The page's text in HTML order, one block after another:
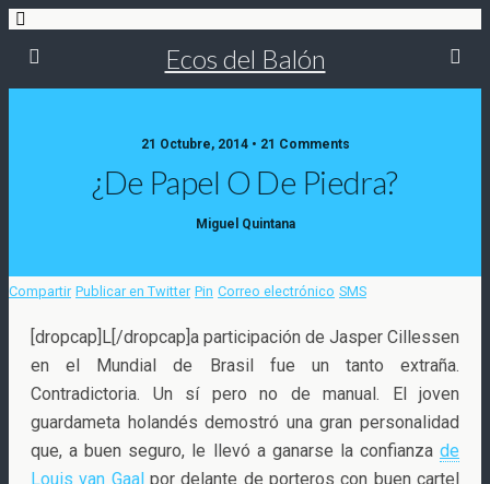
Ecos del Balón
21 Octubre, 2014 • 21 Comments
¿De Papel O De Piedra?
Miguel Quintana
Compartir Publicar en Twitter Pin Correo electrónico SMS
[dropcap]L[/dropcap]a participación de Jasper Cillessen
en el Mundial de Brasil fue un tanto extraña.
Contradictoria. Un sí pero no de manual. El joven
guardameta holandés demostró una gran personalidad
que, a buen seguro, le llevó a ganarse la confianzade
Louis van Gaalpor delante de porteros con buen cartel